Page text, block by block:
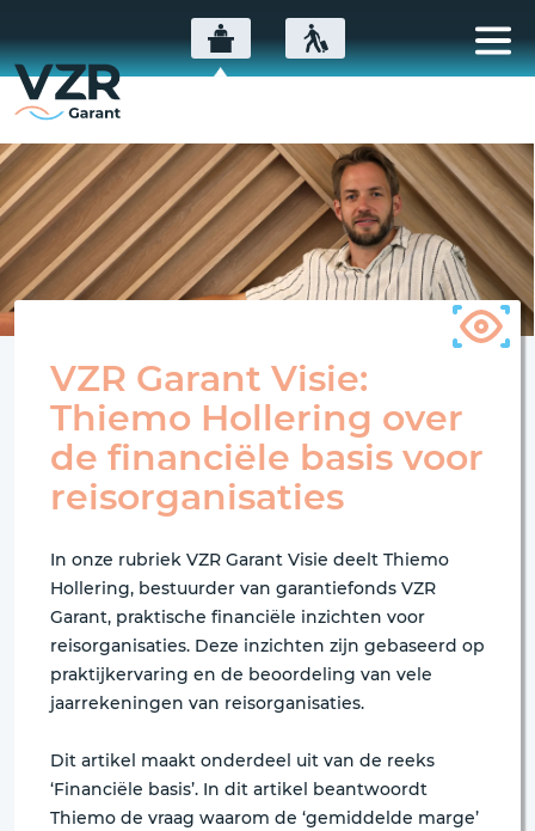
VZR Garant Visie:
Thiemo Hollering over
de financiële basis voor
reisorganisaties
In onze rubriek VZR Garant Visie deelt Thiemo
Hollering, bestuurder van garantiefonds VZR
Garant, praktische financiële inzichten voor
reisorganisaties. Deze inzichten zijn gebaseerd op
praktijkervaring en de beoordeling van vele
jaarrekeningen van reisorganisaties.
Dit artikel maakt onderdeel uit van de reeks
‘Financiële basis’. In dit artikel beantwoordt
Thiemo de vraag waarom de ‘gemiddelde marge’